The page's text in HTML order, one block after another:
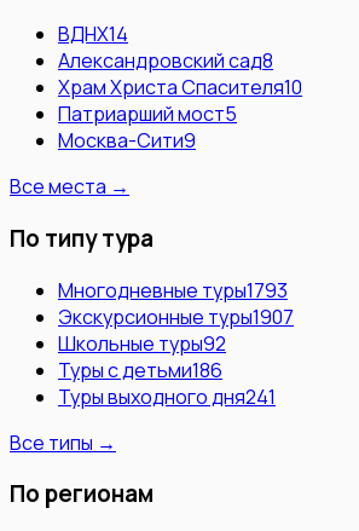
ВДНХ14
Александровский сад8
Храм Христа Спасителя10
Патриарший мост5
Москва-Сити9
Все места →
По типу тура
Многодневные туры1793
Экскурсионные туры1907
Школьные туры92
Туры с детьми186
Туры выходного дня241
Все типы →
По регионам